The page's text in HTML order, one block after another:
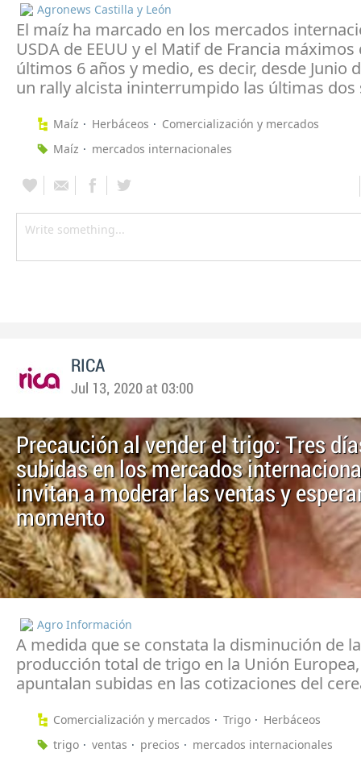
Agronews Castilla y León
El maíz ha marcado en los mercados
USDA de EEUU y el Matif de Francia máximos
últimos 6 años y medio, es decir, desde Junio
un rally alcista ininterrumpido las últimas dos
Maíz Herbáceos
Comercialización y mercados
Maíz
mercados internacionales
RICA
Jul 13, 2020 at 03:00
Precaución al vender el trigo: Tres
subidas en los mercados
invitan a moderar las ventas y
momento
Agro Información
A medida que se constata la disminución de la
producción total de trigo en la Unión
apuntalan subidas en las cotizaciones del
Comercialización y mercados Trigo
Herbáceos
trigo
ventas precios mercados internacionales